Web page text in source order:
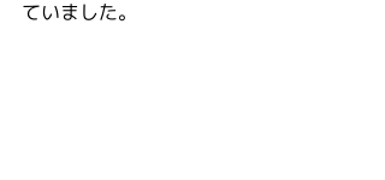
ていました。